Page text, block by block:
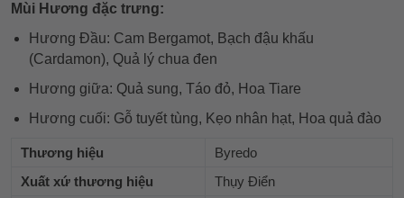
Mùi Hương đặc trưng:
Hương Đầu: Cam Bergamot, Bạch đậu khấu
(Cardamon), Quả lý chua đen
Hương giữa: Quả sung, Táo đỏ, Hoa Tiare
Hương cuối: Gỗ tuyết tùng, Kẹo nhân hạt, Hoa quả đào
Thương hiệu
Byredo
Xuất xứ thương hiệu
Thụy Điển